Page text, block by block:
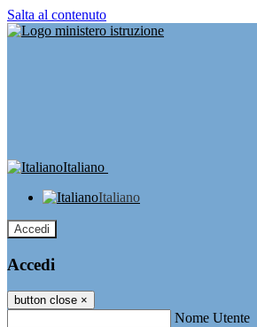
Salta al contenuto
Italiano
Italiano
Accedi
Accedi
button close ×
Nome Utente